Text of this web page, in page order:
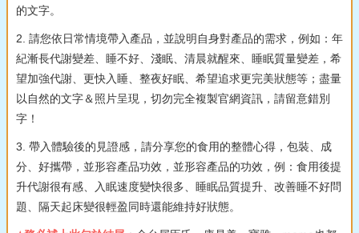
的文字。
2. 請您依日常情境帶入產品，並說明自身對產品的需求，例如：年
紀漸長代謝變差、睡不好、淺眠、清晨就醒來、睡眠質量變差，希
望加強代謝、更快入睡、整夜好眠、希望追求更完美狀態等；盡量
以自然的文字＆照片呈現，切勿完全複製官網資訊，請留意錯別
字！
3. 帶入體驗後的見證感，請分享您的食用的整體心得，包裝、成
分、好攜帶，並形容產品功效，並形容產品的功效，例：食用後提
升代謝很有感、入眠速度變快很多、睡眠品質提升、改善睡不好問
題、隔天起床變很輕盈同時還能維持好狀態。